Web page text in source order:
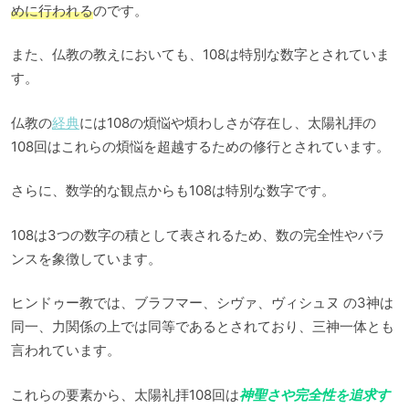
めに行われるのです。
また、仏教の教えにおいても、108は特別な数字とされていま
す。
仏教の経典には108の煩悩や煩わしさが存在し、太陽礼拝の
108回はこれらの煩悩を超越するための修行とされています。
さらに、数学的な観点からも108は特別な数字です。
108は3つの数字の積として表されるため、数の完全性やバラ
ンスを象徴しています。
ヒンドゥー教では、ブラフマー、シヴァ、ヴィシュヌ の3神は
同一、力関係の上では同等であるとされており、三神一体とも
言われています。
これらの要素から、太陽礼拝108回は神聖さや完全性を追求す